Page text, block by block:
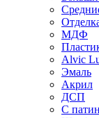
МДФ
Alvic
Эмаль
Акрил
ДСП
С